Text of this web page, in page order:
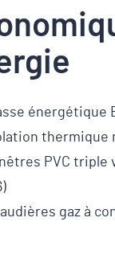
énergétique
thermique
PVC triple
gaz à